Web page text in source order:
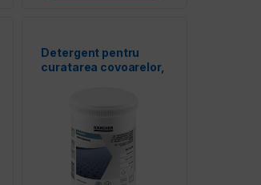
Detergent pentru
curatarea covoarelor,